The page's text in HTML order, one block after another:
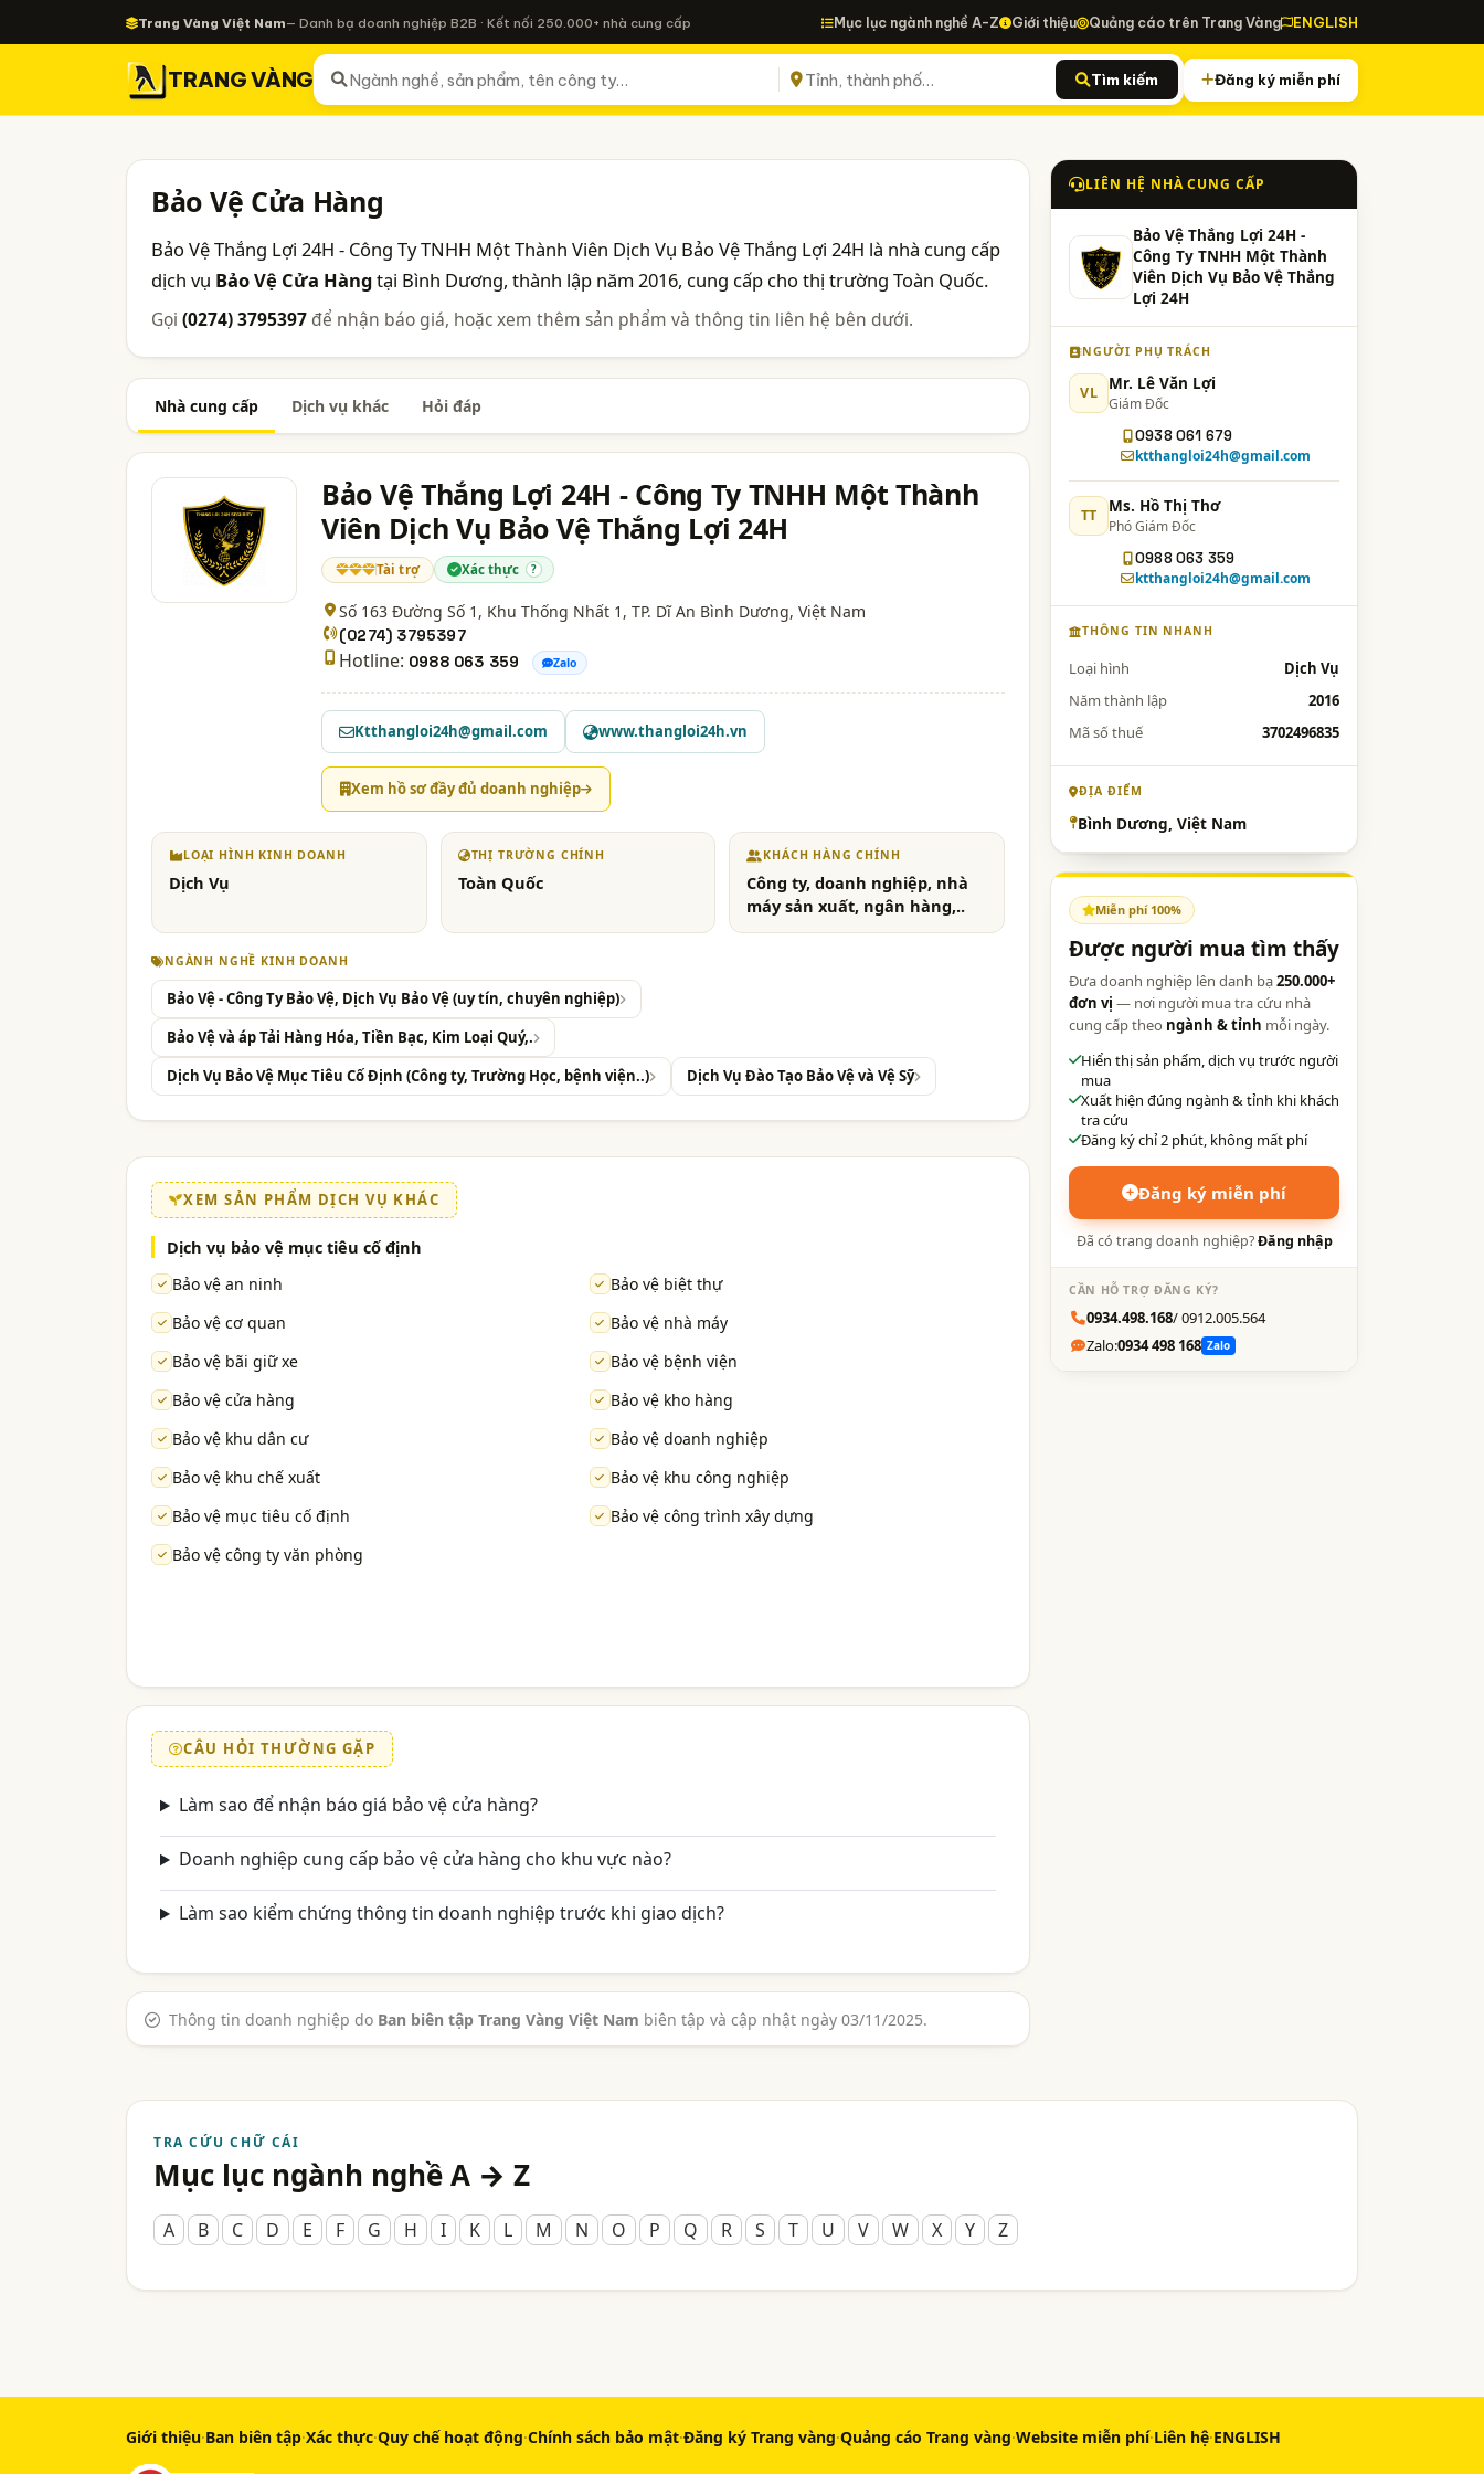
Trang Vàng Việt Nam— Danh bạ doanh nghiệp B2B · Kết nối 250.000+ nhà cung cấp Mục lục ngành nghề A-Z Giới thiệu Quảng cáo trên Trang Vàng ENGLISH
TRANG VÀNG Tìm kiếm Đăng ký miễn phí
Bảo Vệ Cửa Hàng
Bảo Vệ Thắng Lợi 24H - Công Ty TNHH Một Thành Viên Dịch Vụ Bảo Vệ Thắng Lợi 24H là nhà cung cấp
dịch vụ Bảo Vệ Cửa Hàngtại Bình Dương, thành lập năm 2016, cung cấp cho thị trường Toàn Quốc.
Gọi (0274) 3795397 để nhận báo giá, hoặc xem thêm sản phẩm và thông tin liên hệ bên dưới.
Nhà cung cấp Dịch vụ khác Hỏi đáp
Bảo Vệ Thắng Lợi 24H - Công Ty TNHH Một Thành
Viên Dịch Vụ Bảo Vệ Thắng Lợi 24H
Tài trợ Xác thực ?
Số 163 Đường Số 1, Khu Thống Nhất 1, TP. Dĩ An Bình Dương, Việt Nam
(0274) 3795397
Hotline: 0988 063 359 Zalo
Ktthangloi24h@gmail.com www.thangloi24h.vn
Xem hồ sơ đầy đủ doanh nghiệp
LOẠI HÌNH KINH DOANH
Dịch Vụ
THỊ TRƯỜNG CHÍNH
Toàn Quốc
KHÁCH HÀNG CHÍNH
Công ty, doanh nghiệp, nhà
máy sản xuất, ngân hàng,..
NGÀNH NGHỀ KINH DOANH
Bảo Vệ - Công Ty Bảo Vệ, Dịch Vụ Bảo Vệ (uy tín, chuyên nghiệp)
Bảo Vệ và áp Tải Hàng Hóa, Tiền Bạc, Kim Loại Quý,.
Dịch Vụ Bảo Vệ Mục Tiêu Cố Định (Công ty, Trường Học, bệnh viện..)
Dịch Vụ Đào Tạo Bảo Vệ và Vệ Sỹ
XEM SẢN PHẨM DỊCH VỤ KHÁC
Dịch vụ bảo vệ mục tiêu cố định
Bảo vệ an ninh
Bảo vệ biệt thự
Bảo vệ cơ quan
Bảo vệ nhà máy
Bảo vệ bãi giữ xe
Bảo vệ bệnh viện
Bảo vệ cửa hàng
Bảo vệ kho hàng
Bảo vệ khu dân cư
Bảo vệ doanh nghiệp
Bảo vệ khu chế xuất
Bảo vệ khu công nghiệp
Bảo vệ mục tiêu cố định
Bảo vệ công trình xây dựng
Bảo vệ công ty văn phòng
CÂU HỎI THƯỜNG GẶP
Làm sao để nhận báo giá bảo vệ cửa hàng?
Doanh nghiệp cung cấp bảo vệ cửa hàng cho khu vực nào?
Làm sao kiểm chứng thông tin doanh nghiệp trước khi giao dịch?
Thông tin doanh nghiệp do Ban biên tập Trang Vàng Việt Nam biên tập và cập nhật ngày 03/11/2025.
LIÊN HỆ NHÀ CUNG CẤP
Bảo Vệ Thắng Lợi 24H -
Công Ty TNHH Một Thành
Viên Dịch Vụ Bảo Vệ Thắng
Lợi 24H
NGƯỜI PHỤ TRÁCH
VL Mr. Lê Văn Lợi
Giám Đốc
0938 061 679
ktthangloi24h@gmail.com
TT Ms. Hồ Thị Thơ
Phó Giám Đốc
0988 063 359
ktthangloi24h@gmail.com
THÔNG TIN NHANH
Loại hình
Dịch Vụ
Năm thành lập
2016
Mã số thuế
3702496835
ĐỊA ĐIỂM
Bình Dương, Việt Nam
Miễn phí 100%
Được người mua tìm thấy
Đưa doanh nghiệp lên danh bạ250.000+
đơn vị — nơi người mua tra cứu nhà
cung cấp theo ngành & tỉnh mỗi ngày.
Hiển thị sản phẩm, dịch vụ trước người
mua
Xuất hiện đúng ngành & tỉnh khi khách
tra cứu
Đăng ký chỉ 2 phút, không mất phí
Đăng ký miễn phí
Đã có trang doanh nghiệp?Đăng nhập
CẦN HỖ TRỢ ĐĂNG KÝ?
0934.498.168/ 0912.005.564
Zalo:0934 498 168 Zalo
TRA CỨU CHỮ CÁI
Mục lục ngành nghề A → Z
A B C D E F G H I K L M N O P Q R S T U V W X Y Z
Giới thiệu·Ban biên tập·Xác thực·Quy chế hoạt động·Chính sách bảo mật·Đăng ký Trang vàng·Quảng cáo Trang vàng·Website miễn phí·Liên hệ·ENGLISH